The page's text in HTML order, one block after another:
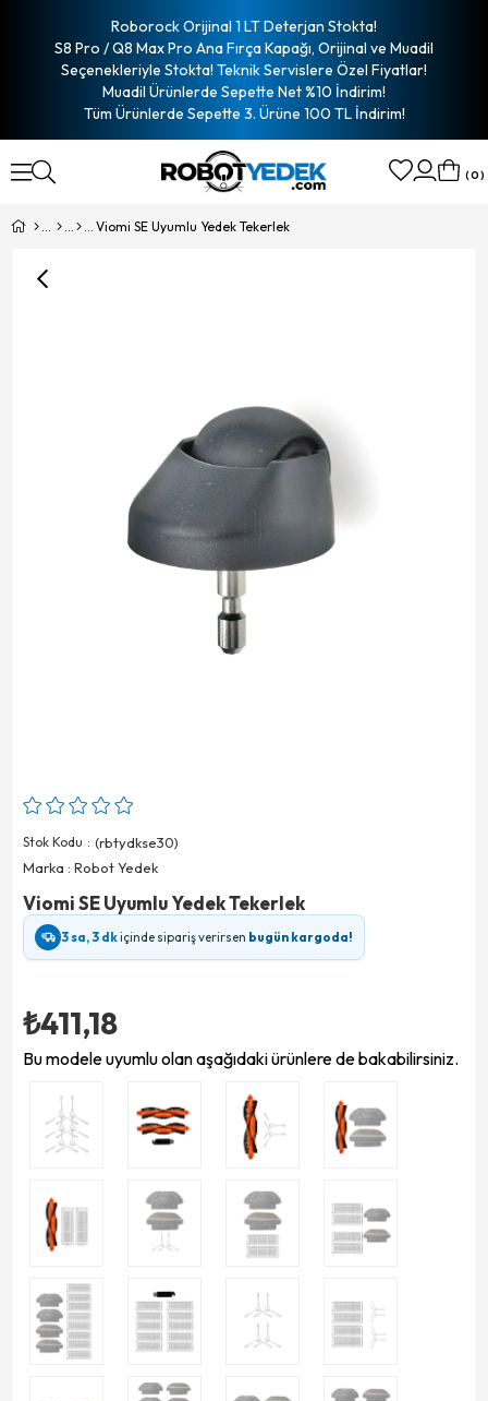
Roborock Orijinal 1 LT Deterjan Stokta!
S8 Pro / Q8 Max Pro Ana Fırça Kapağı, Orijinal ve Muadil
Seçenekleriyle Stokta! Teknik Servislere Özel Fiyatlar!
Muadil Ürünlerde Sepette Net %10 İndirim!
Tüm Ürünlerde Sepette 3. Ürüne 100 TL İndirim!
0
Viomi SE Uyumlu Yedek Tekerlek
Stok Kodu
(rbtydkse30)
Marka : Robot Yedek
Viomi SE Uyumlu Yedek Tekerlek
3 sa, 3 dkiçinde sipariş verirsen bugün kargoda!
₺411,18
Bu modele uyumlu olan aşağıdaki ürünlere de bakabilirsiniz.